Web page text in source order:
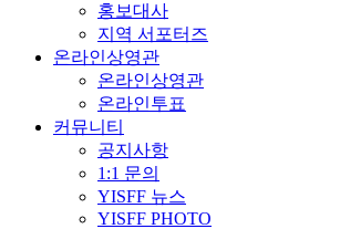
홍보대사
지역 서포터즈
온라인상영관
온라인상영관
온라인투표
커뮤니티
공지사항
1:1 문의
YISFF 뉴스
YISFF PHOTO